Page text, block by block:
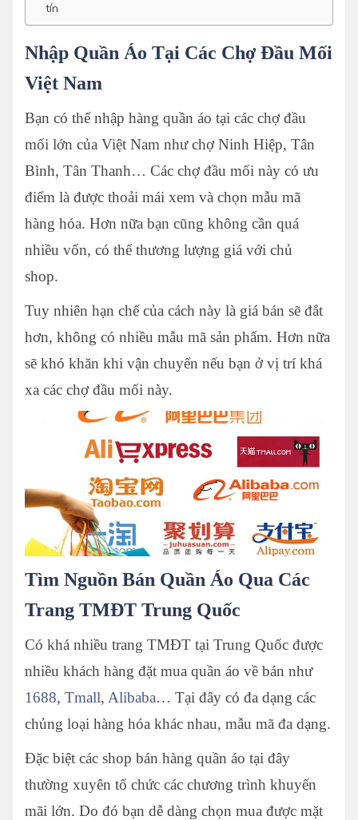
tín
Nhập Quần Áo Tại Các Chợ Đầu Mối
Việt Nam
Bạn có thể nhập hàng quần áo tại các chợ đầu
mối lớn của Việt Nam như chợ Ninh Hiệp, Tân
Bình, Tân Thanh… Các chợ đầu mối này có ưu
điểm là được thoải mái xem và chọn mẫu mã
hàng hóa. Hơn nữa bạn cũng không cần quá
nhiều vốn, có thể thương lượng giá với chủ
shop.
Tuy nhiên hạn chế của cách này là giá bán sẽ đắt
hơn, không có nhiều mẫu mã sản phẩm. Hơn nữa
sẽ khó khăn khi vận chuyển nếu bạn ở vị trí khá
xa các chợ đầu mối này.
Tìm Nguồn Bán Quần Áo Qua Các
Trang TMĐT Trung Quốc
Có khá nhiều trang TMĐT tại Trung Quốc được
nhiều khách hàng đặt mua quần áo về bán như
1688, Tmall, Alibaba… Tại đây có đa dạng các
chủng loại hàng hóa khác nhau, mẫu mã đa dạng.
Đặc biệt các shop bán hàng quần áo tại đây
thường xuyên tổ chức các chương trình khuyến
mãi lớn. Do đó bạn dễ dàng chọn mua được mặt